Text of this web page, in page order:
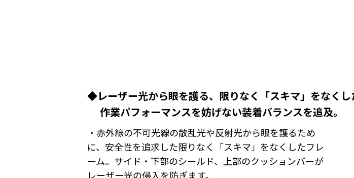
◆レーザー光から眼を護る、限りなく「スキマ」をなくし
作業パフォーマンスを妨げない装着バランスを追及。
・赤外線の不可光線の散乱光や反射光から眼を護るため
に、安全性を追求した限りなく「スキマ」をなくしたフレ
ーム。サイド・下部のシールド、上部のクッションバーが
レーザー光の侵入を防ぎます。